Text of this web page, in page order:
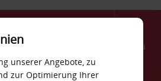
Menü
unserer Angebote, zu
zur Optimierung Ihrer